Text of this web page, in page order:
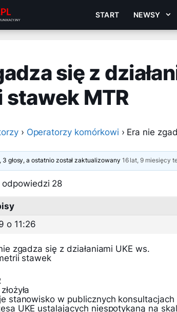
START NEWSY
się z
MTR
› Operatorzy komórkowi › Era nie
głosy, a ostatnio został zaktualizowany 16 lat, 9 miesięcy
28
o 11:26
zgadza się z działaniami UKE ws.
stawek
stanowisko w publicznych
UKE ustalających niespotykaną na